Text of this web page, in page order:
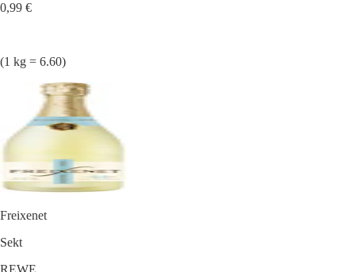
0,99 €
(1 kg = 6.60)
Freixenet
Sekt